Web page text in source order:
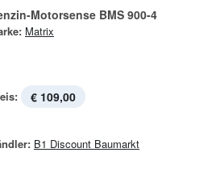
Motorsense BMS 900-4
Matrix
€ 109,00
B1 Discount Baumarkt